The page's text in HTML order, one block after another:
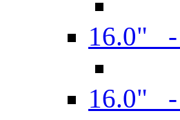
16.0"
16.0"